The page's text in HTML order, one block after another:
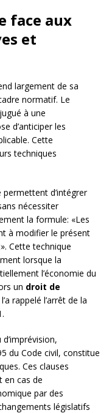
face aux
et
largement de sa
normatif. Le
à une
d’anticiper les
Cette
techniques
d’intégrer
nécessiter
la formule: «Les
à modifier le présent
Cette technique
lorsque la
l’économie du
un droit de
rappelé l’arrêt de la
d’imprévision,
du Code civil, constitue
Ces clauses
en cas de
par des
législatifs